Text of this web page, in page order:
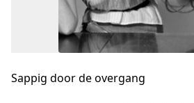
Sappig door de overgang